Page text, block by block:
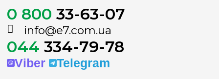
0 800 33-63-07
info@e7.com.ua
044 334-79-78
Viber Telegram